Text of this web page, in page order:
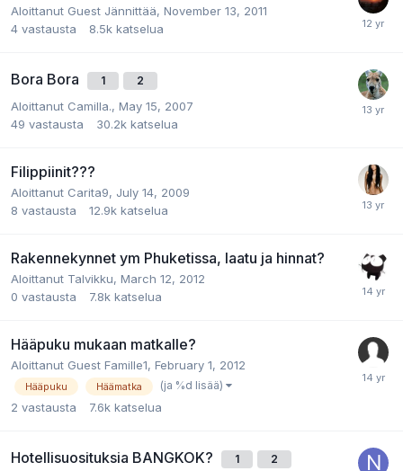
Aloittanut Guest Jännittää, November 13, 2011
4 vastausta 8.5k katselua
Bora Bora 1 2
Aloittanut Camilla., May 15, 2007
49 vastausta 30.2k katselua
Filippiinit???
Aloittanut Carita9, July 14, 2009
8 vastausta 12.9k katselua
Rakennekynnet ym Phuketissa, laatu ja hinnat?
Aloittanut Talvikku, March 12, 2012
0 vastausta 7.8k katselua
Hääpuku mukaan matkalle?
Aloittanut Guest Famille1, February 1, 2012
Hääpuku Häämatka (ja %d lisää)
2 vastausta 7.6k katselua
Hotellisuosituksia BANGKOK? 1 2